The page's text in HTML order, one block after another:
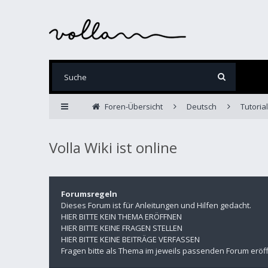
Foren-Übersicht Deutsch
Volla Wiki ist online
Forumsregeln
Dieses Forum ist für Anleitungen und Hilfen gedacht.
HIER BITTE KEIN THEMA ERÖFFNEN
HIER BITTE KEINE FRAGEN STELLEN
HIER BITTE KEINE BEITRÄGE VERFASSEN
Fragen bitte als Thema im jeweils passenden Forum